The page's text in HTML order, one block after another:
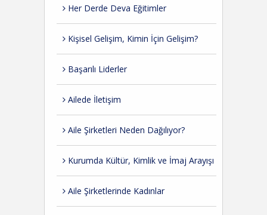
Her Derde Deva Eğitimler
Kişisel Gelişim, Kimin İçin Gelişim?
Başarılı Liderler
Ailede İletişim
Aile Şirketleri Neden Dağılıyor?
Kurumda Kültür, Kimlik ve İmaj Arayışı
Aile Şirketlerinde Kadınlar